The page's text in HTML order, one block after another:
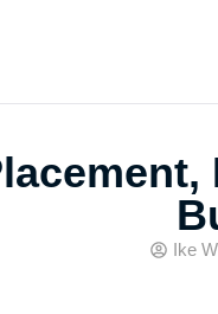
Ike